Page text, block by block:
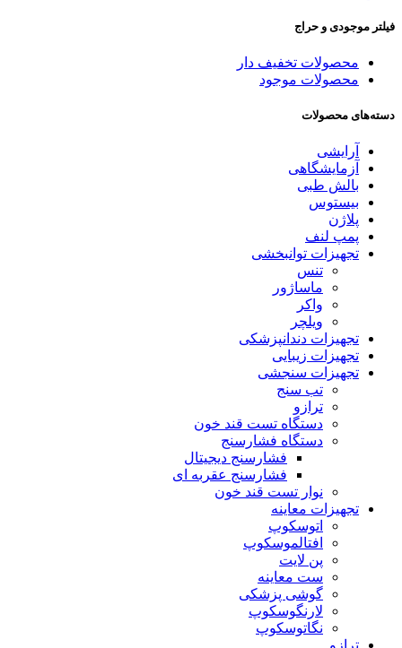
فیلتر موجودی و حراج
محصولات تخفیف دار
محصولات موجود
دسته‌های محصولات
آرایشی
آزمایشگاهی
بالش طبی
بیستوس
پلاژن
پمپ لنف
تجهیزات توانبخشی
تنس
ماساژور
واکر
ویلچر
تجهیزات دندانپزشکی
تجهیزات زیبایی
تجهیزات سنجشی
تب سنج
ترازو
دستگاه تست قند خون
دستگاه فشارسنج
فشارسنج دیجیتال
فشارسنج عقربه ای
نوار تست قند خون
تجهیزات معاینه
اتوسکوپ
افتالموسکوپ
پن لایت
ست معاینه
گوشی پزشکی
لارنگوسکوپ
نگاتوسکوپ
ترازو